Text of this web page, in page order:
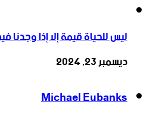
ليس للحياة قيمة إلا إذا وجدنا
ديسمبر 23, 2024
Michael Eubanks